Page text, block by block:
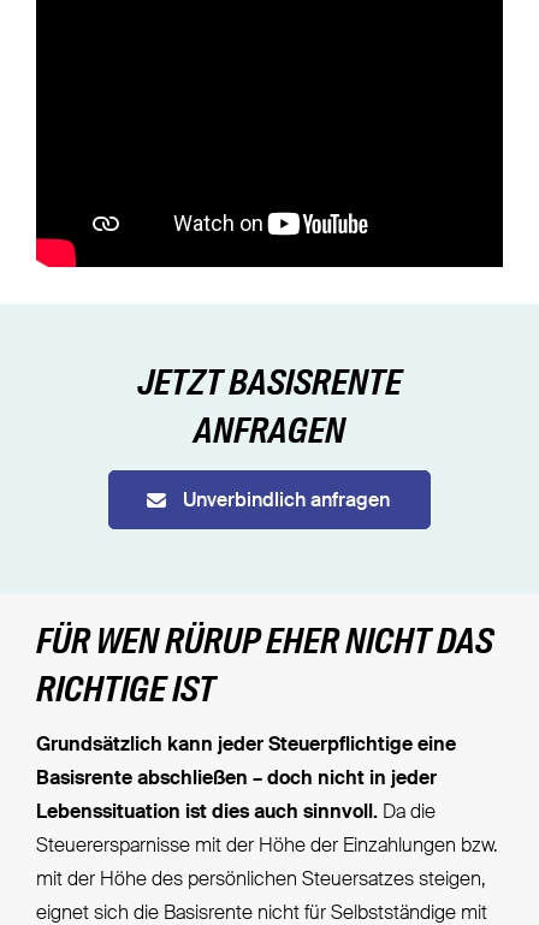
JETZT BASISRENTE
ANFRAGEN
Unverbindlich anfragen
FÜR WEN RÜRUP EHER NICHT DAS
RICHTIGE IST
Grundsätzlich kann jeder Steuerpflichtige eine
Basisrente abschließen – doch nicht in jeder
Lebenssituation ist dies auch sinnvoll.Da die
Steuerersparnisse mit der Höhe der Einzahlungen bzw.
mit der Höhe des persönlichen Steuersatzes steigen,
eignet sich die Basisrente nicht für Selbstständige mit